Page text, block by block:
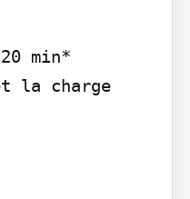
min*
la charge